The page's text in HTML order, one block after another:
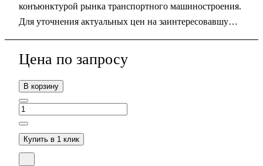
конъюнктурой рынка транспортного машиностроения.
Для уточнения актуальных цен на заинтересовавшую
кнопки "В корзину" и также можете отправить заявку
по электронной почтеinfo@gms1520.ru
нам по телефону +7 (495) 987-22-32
Цена по запросу
В корзину
Купить в 1 клик